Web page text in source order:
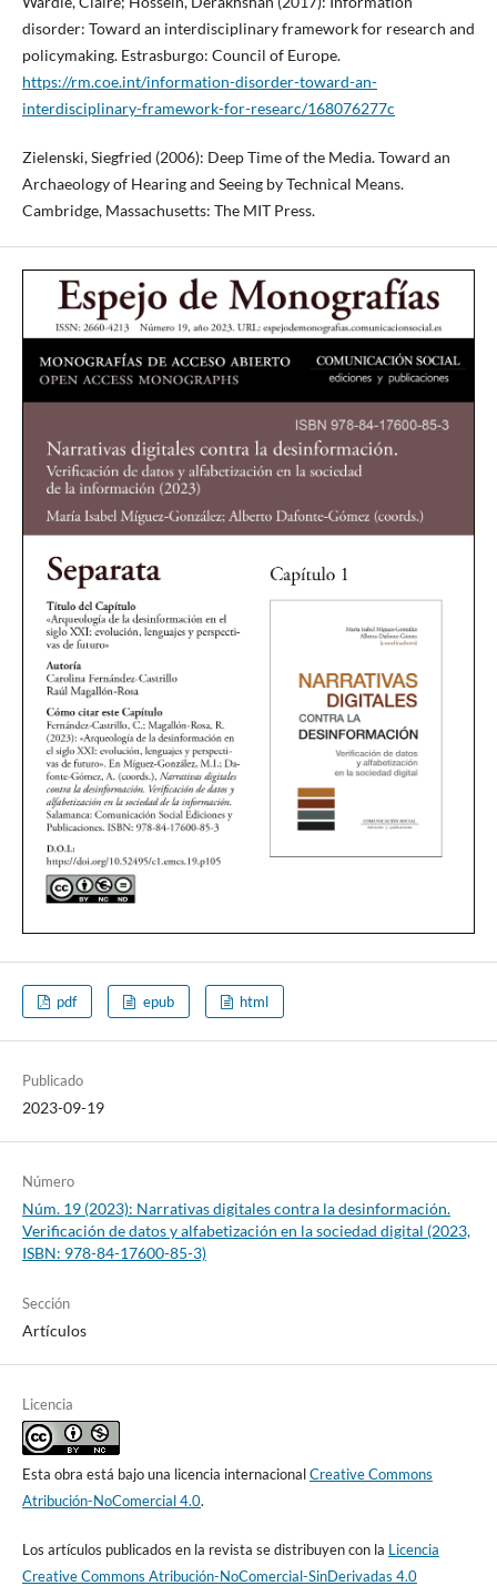
disorder: Toward an interdisciplinary framework for research and
policymaking. Estrasburgo: Council of Europe.
https://rm.coe.int/information-disorder-toward-an-
interdisciplinary-framework-for-researc/168076277c
Zielenski, Siegfried (2006): Deep Time of the Media. Toward an
Archaeology of Hearing and Seeing by Technical Means.
Cambridge, Massachusetts: The MIT Press.
pdf epub html
Publicado
2023-09-19
Número
Núm. 19 (2023): Narrativas digitales contra la desinformación.
Verificación de datos y alfabetización en la sociedad digital (2023,
ISBN: 978-84-17600-85-3)
Sección
Artículos
Licencia
Esta obra está bajo una licencia internacionalCreative Commons
Atribución-NoComercial 4.0.
Los artículos publicados en la revista se distribuyen con la Licencia
Creative Commons Atribución-NoComercial-SinDerivadas 4.0